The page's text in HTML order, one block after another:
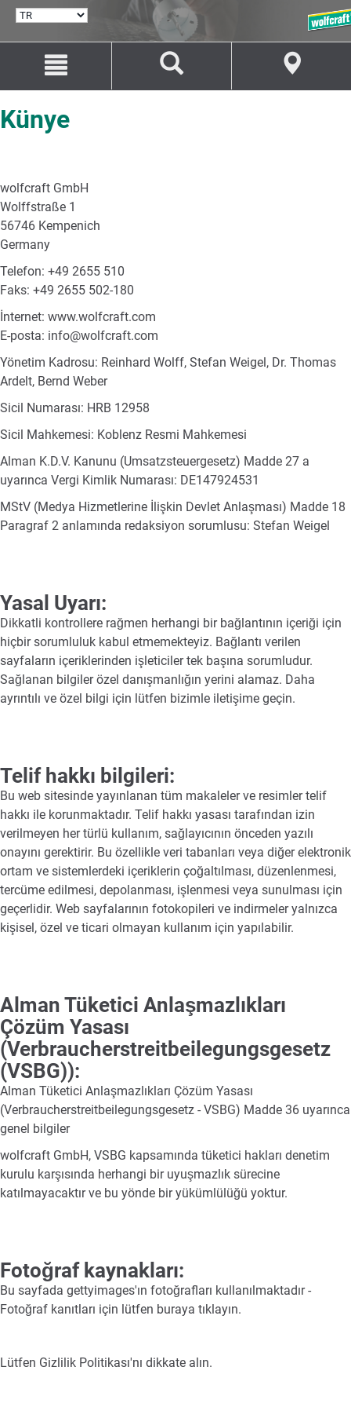
Navigasyona
Künye
wolfcraft GmbH
Wolffstraße 1
56746 Kempenich
Germany
Telefon: +49 2655 510
Faks: +49 2655 502-180
İnternet: www.wolfcraft.com
E-posta: info@wolfcraft.com
Yönetim Kadrosu: Reinhard Wolff, Stefan Weigel, Dr. Thomas
Ardelt, Bernd Weber
Sicil Numarası: HRB 12958
Sicil Mahkemesi: Koblenz Resmi Mahkemesi
Alman K.D.V. Kanunu (Umsatzsteuergesetz) Madde 27 a
uyarınca Vergi Kimlik Numarası: DE147924531
MStV (Medya Hizmetlerine İlişkin Devlet Anlaşması) Madde 18
Paragraf 2 anlamında redaksiyon sorumlusu: Stefan Weigel
Yasal Uyarı:
Dikkatli kontrollere rağmen herhangi bir bağlantının içeriği için
hiçbir sorumluluk kabul etmemekteyiz. Bağlantı verilen
sayfaların içeriklerinden işleticiler tek başına sorumludur.
Sağlanan bilgiler özel danışmanlığın yerini alamaz. Daha
ayrıntılı ve özel bilgi için lütfen bizimle iletişime geçin.
Telif hakkı bilgileri:
Bu web sitesinde yayınlanan tüm makaleler ve resimler telif
hakkı ile korunmaktadır. Telif hakkı yasası tarafından izin
verilmeyen her türlü kullanım, sağlayıcının önceden yazılı
onayını gerektirir. Bu özellikle veri tabanları veya diğer elektronik
ortam ve sistemlerdeki içeriklerin çoğaltılması, düzenlenmesi,
tercüme edilmesi, depolanması, işlenmesi veya sunulması için
geçerlidir. Web sayfalarının fotokopileri ve indirmeler yalnızca
kişisel, özel ve ticari olmayan kullanım için yapılabilir.
Alman Tüketici Anlaşmazlıkları
Çözüm Yasası
(Verbraucherstreitbeilegungsgesetz
(VSBG)):
Alman Tüketici Anlaşmazlıkları Çözüm Yasası
(Verbraucherstreitbeilegungsgesetz - VSBG) Madde 36 uyarınca
genel bilgiler
wolfcraft GmbH, VSBG kapsamında tüketici hakları denetim
kurulu karşısında herhangi bir uyuşmazlık sürecine
katılmayacaktır ve bu yönde bir yükümlülüğü yoktur.
Fotoğraf kaynakları:
Bu sayfada gettyimages'ın fotoğrafları kullanılmaktadır -
Fotoğraf kanıtları için lütfen buraya tıklayın.
Lütfen Gizlilik Politikası'nı dikkate alın.